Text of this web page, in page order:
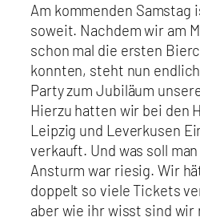
Am kommenden Samstag
soweit. Nachdem wir am
schon mal die ersten
konnten, steht nun
Party zum Jubiläum
Hierzu hatten wir bei den
Leipzig und Leverkusen
verkauft. Und was soll
Ansturm war riesig. Wir
doppelt so viele Tickets
aber wie ihr wisst sind